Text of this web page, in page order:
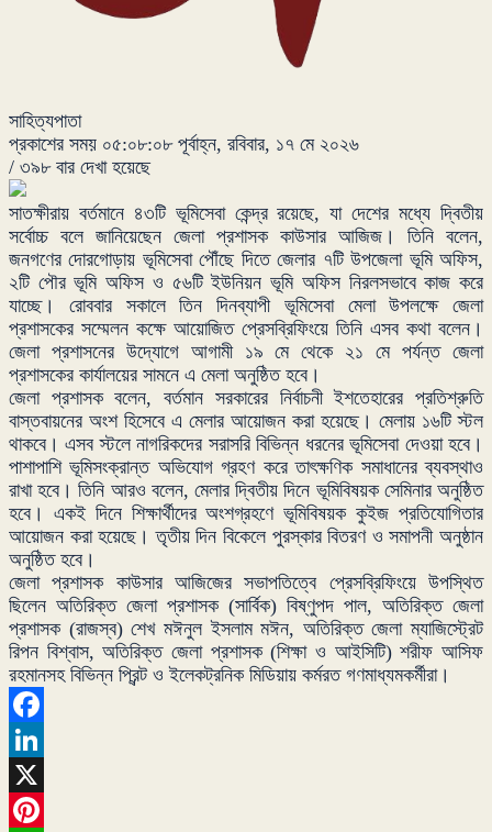
সাহিত্যপাতা
প্রকাশের সময় ০৫:০৮:০৮ পূর্বাহ্ন, রবিবার, ১৭ মে ২০২৬
/ ৩৯৮ বার দেখা হয়েছে
সাতক্ষীরায় বর্তমানে ৪৩টি ভূমিসেবা কেন্দ্র রয়েছে, যা দেশের মধ্যে দ্বিতীয়
সর্বোচ্চ বলে জানিয়েছেন জেলা প্রশাসক কাউসার আজিজ। তিনি বলেন,
জনগণের দোরগোড়ায় ভূমিসেবা পৌঁছে দিতে জেলার ৭টি উপজেলা ভূমি অফিস,
২টি পৌর ভূমি অফিস ও ৫৬টি ইউনিয়ন ভূমি অফিস নিরলসভাবে কাজ করে
যাচ্ছে। রোববার সকালে তিন দিনব্যাপী ভূমিসেবা মেলা উপলক্ষে জেলা
প্রশাসকের সম্মেলন কক্ষে আয়োজিত প্রেসব্রিফিংয়ে তিনি এসব কথা বলেন।
জেলা প্রশাসনের উদ্যোগে আগামী ১৯ মে থেকে ২১ মে পর্যন্ত জেলা
প্রশাসকের কার্যালয়ের সামনে এ মেলা অনুষ্ঠিত হবে।
জেলা প্রশাসক বলেন, বর্তমান সরকারের নির্বাচনী ইশতেহারের প্রতিশ্রুতি
বাস্তবায়নের অংশ হিসেবে এ মেলার আয়োজন করা হয়েছে। মেলায় ১৬টি স্টল
থাকবে। এসব স্টলে নাগরিকদের সরাসরি বিভিন্ন ধরনের ভূমিসেবা দেওয়া হবে।
পাশাপাশি ভূমিসংক্রান্ত অভিযোগ গ্রহণ করে তাৎক্ষণিক সমাধানের ব্যবস্থাও
রাখা হবে। তিনি আরও বলেন, মেলার দ্বিতীয় দিনে ভূমিবিষয়ক সেমিনার অনুষ্ঠিত
হবে। একই দিনে শিক্ষার্থীদের অংশগ্রহণে ভূমিবিষয়ক কুইজ প্রতিযোগিতার
আয়োজন করা হয়েছে। তৃতীয় দিন বিকেলে পুরস্কার বিতরণ ও সমাপনী অনুষ্ঠান
অনুষ্ঠিত হবে।
জেলা প্রশাসক কাউসার আজিজের সভাপতিত্বে প্রেসব্রিফিংয়ে উপস্থিত
ছিলেন অতিরিক্ত জেলা প্রশাসক (সার্বিক) বিষ্ণুপদ পাল, অতিরিক্ত জেলা
প্রশাসক (রাজস্ব) শেখ মঈনুল ইসলাম মঈন, অতিরিক্ত জেলা ম্যাজিস্ট্রেট
রিপন বিশ্বাস, অতিরিক্ত জেলা প্রশাসক (শিক্ষা ও আইসিটি) শরীফ আসিফ
রহমানসহ বিভিন্ন প্রিন্ট ও ইলেকট্রনিক মিডিয়ায় কর্মরত গণমাধ্যমকর্মীরা।
Facebook
LinkedIn
X